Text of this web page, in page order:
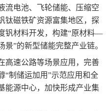
流电池、飞轮储能、压缩空
钛磁铁矿资源富集地区，探
钒材料开发，构建“原材料—
”的新型储能完整产业链。
高速公路等场景应用，完善
“制储运加用”示范应用和全
能源中心，加快形成产业集